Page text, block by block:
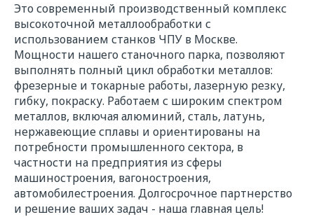
Это современный производственный комплекс
высокоточной металлообработки с
использованием станков ЧПУ в Москве.
Мощности нашего станочного парка, позволяют
выполнять полный цикл обработки металлов:
фрезерные и токарные работы, лазерную резку,
гибку, покраску. Работаем с широким спектром
металлов, включая алюминий, сталь, латунь,
нержавеющие сплавы и ориентированы на
потребности промышленного сектора, в
частности на предприятия из сферы
машиностроения, вагоностроения,
автомобилестроения. Долгосрочное партнерство
и решение ваших задач - наша главная цель!